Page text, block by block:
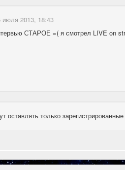
июля 2013, 18:43
СТАРОЕ =( я смотрел LIVE on
оставлять только